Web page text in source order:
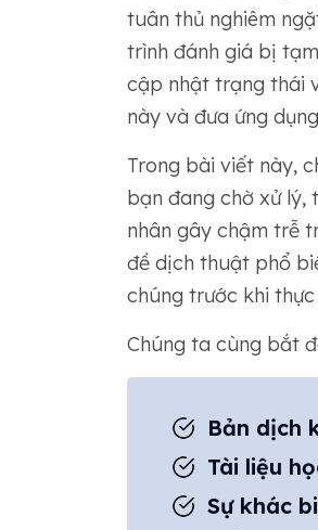
tuân thủ nghiêm
trình đánh giá bị
cập nhật trạng thái
này và đưa ứng
Trong bài viết này,
bạn đang chờ xử lý,
nhân gây chậm trễ
đề dịch thuật phổ
chúng trước khi thực
Chúng ta cùng bắt
Bản dịch
Tài liệu
Sự khác